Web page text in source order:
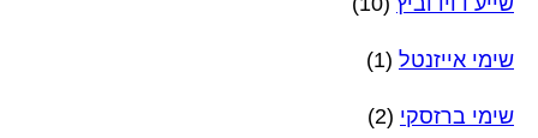
שימי אייזנטל (1)
שימי ברזסקי (2)